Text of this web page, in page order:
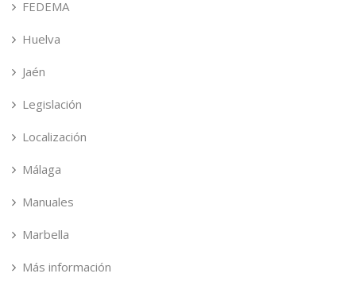
FEDEMA
Huelva
Jaén
Legislación
Localización
Málaga
Manuales
Marbella
Más información